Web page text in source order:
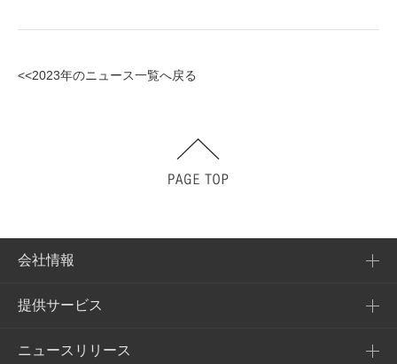
<<2023年のニュース一覧へ戻る
会社情報
会社概要
企業理念
提供サービス
提供サービス一覧
ニュースリリース